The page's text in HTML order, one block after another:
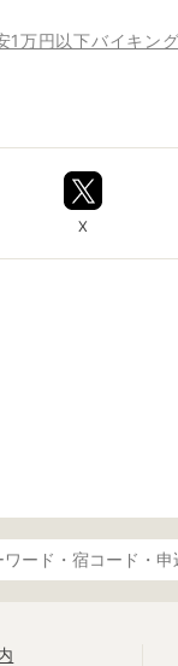
1万円以下バイキン
X